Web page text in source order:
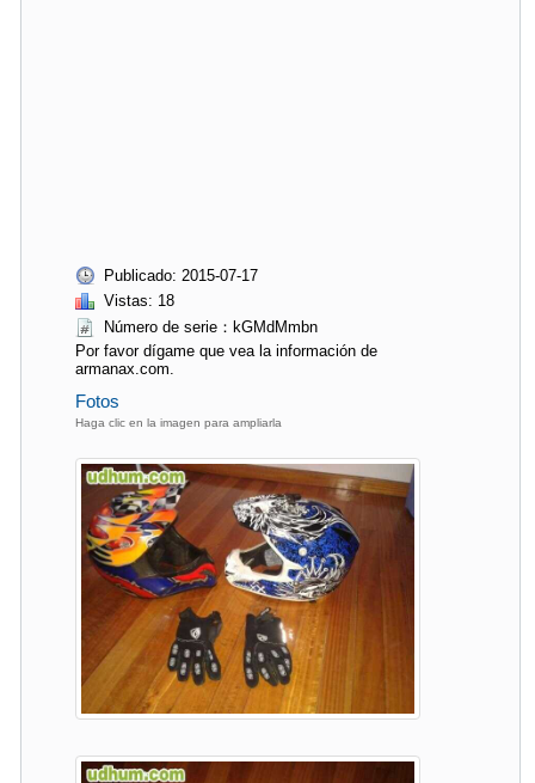
Publicado: 2015-07-17
Vistas: 18
Número de serie：kGMdMmbn
Por favor dígame que vea la información de
armanax.com.
Fotos
Haga clic en la imagen para ampliarla